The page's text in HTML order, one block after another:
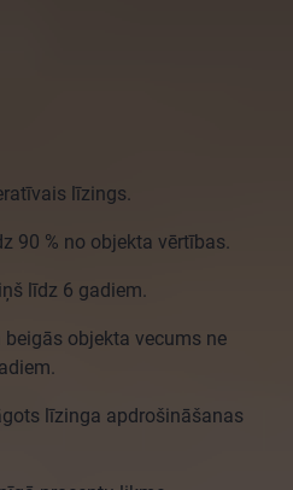
līzings.
90 % no objekta vērtības.
līdz 6 gadiem.
objekta vecums ne
līzinga apdrošināšanas